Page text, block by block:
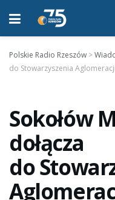
Polskie Radio Rzeszów >
do Stowarzyszenia
Sokołów
dołącza
do